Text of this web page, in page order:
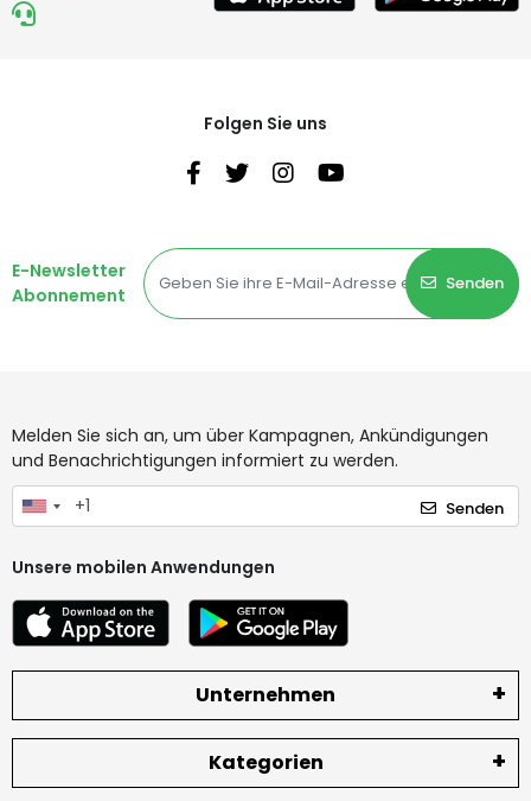
Folgen Sie uns
E-Newsletter
Abonnement
Senden
Melden Sie sich an, um über Kampagnen, Ankündigungen
und Benachrichtigungen informiert zu werden.
Senden
Unsere mobilen Anwendungen
Unternehmen
Kategorien